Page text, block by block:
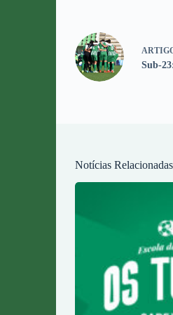
Sub-
Notícias Relacionadas